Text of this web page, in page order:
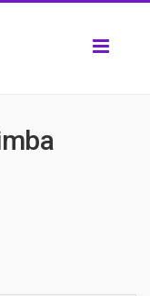
Toggle